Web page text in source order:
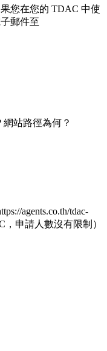
您在您的 TDAC 中使
郵件至
站路徑為何？
agents.co.th/tdac-
申請人數沒有限制）